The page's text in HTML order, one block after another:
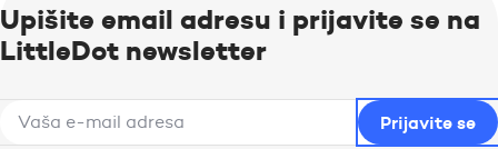
Upišite email adresu i prijavite se na
LittleDot newsletter